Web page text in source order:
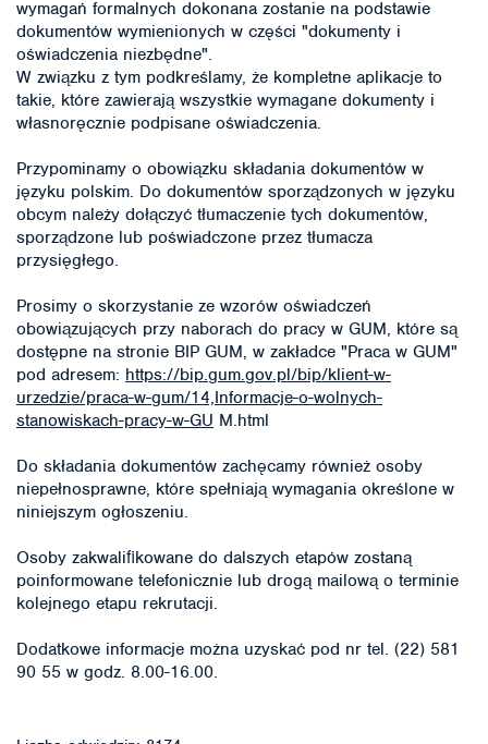
wymagań formalnych dokonana zostanie na podstawie
dokumentów wymienionych w części "dokumenty i
oświadczenia niezbędne".
W związku z tym podkreślamy, że kompletne aplikacje to
takie, które zawierają wszystkie wymagane dokumenty i
własnoręcznie podpisane oświadczenia.
Przypominamy o obowiązku składania dokumentów w
języku polskim. Do dokumentów sporządzonych w języku
obcym należy dołączyć tłumaczenie tych dokumentów,
sporządzone lub poświadczone przez tłumacza
przysięgłego.
Prosimy o skorzystanie ze wzorów oświadczeń
obowiązujących przy naborach do pracy w GUM, które są
dostępne na stronie BIP GUM, w zakładce "Praca w GUM"
pod adresem: https://bip.gum.gov.pl/bip/klient-w-
urzedzie/praca-w-gum/14,Informacje-o-wolnych-
stanowiskach-pracy-w-GU M.html
Do składania dokumentów zachęcamy również osoby
niepełnosprawne, które spełniają wymagania określone w
niniejszym ogłoszeniu.
Osoby zakwaliﬁkowane do dalszych etapów zostaną
poinformowane telefonicznie lub drogą mailową o terminie
kolejnego etapu rekrutacji.
Dodatkowe informacje można uzyskać pod nr tel. (22) 581
90 55 w godz. 8.00-16.00.